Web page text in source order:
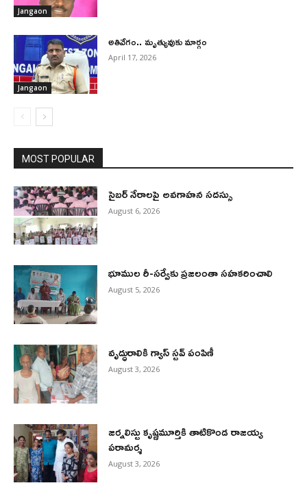
Jangaon
Jangaon
అతివేగం.. మృత్యువుకు మార్గం
April 17, 2026
MOST POPULAR
సైబర్ నేరాలపై అవగాహన సదస్సు
August 6, 2026
భూముల రీ-సర్వేకు ప్రజలంతా సహకరించాలి
August 5, 2026
వృద్ధురాలికి గ్యాస్ స్టవ్ పంపిణీ
August 3, 2026
జర్నలిస్టు కృష్ణమూర్తికి తాటికొండ రాజయ్య
పరామర్శ
August 3, 2026